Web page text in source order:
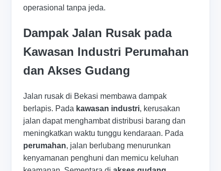
operasional tanpa jeda.
Dampak Jalan Rusak pada
Kawasan Industri Perumahan
dan Akses Gudang
Jalan rusak di Bekasi membawa dampak
berlapis. Pada kawasan industri, kerusakan
jalan dapat menghambat distribusi barang dan
meningkatkan waktu tunggu kendaraan. Pada
perumahan, jalan berlubang menurunkan
kenyamanan penghuni dan memicu keluhan